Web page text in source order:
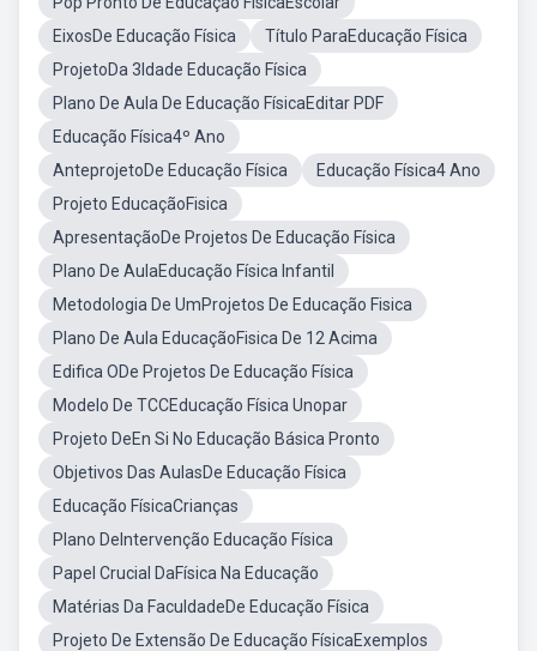
EixosDe Educação Física
Título ParaEducação Física
ProjetoDa 3Idade Educação Física
Plano De Aula De Educação FísicaEditar PDF
Educação Física4º Ano
AnteprojetoDe Educação Física
Educação Física4 Ano
Projeto EducaçãoFisica
ApresentaçãoDe Projetos De Educação Física
Plano De AulaEducação Física Infantil
Metodologia De UmProjetos De Educação Fisica
Plano De Aula EducaçãoFisica De 12 Acima
Edifica ODe Projetos De Educação Física
Modelo De TCCEducação Física Unopar
Projeto DeEn Si No Educação Básica Pronto
Objetivos Das AulasDe Educação Física
Educação FísicaCrianças
Plano DeIntervenção Educação Física
Papel Crucial DaFísica Na Educação
Matérias Da FaculdadeDe Educação Física
Projeto De Extensão De Educação FísicaExemplos